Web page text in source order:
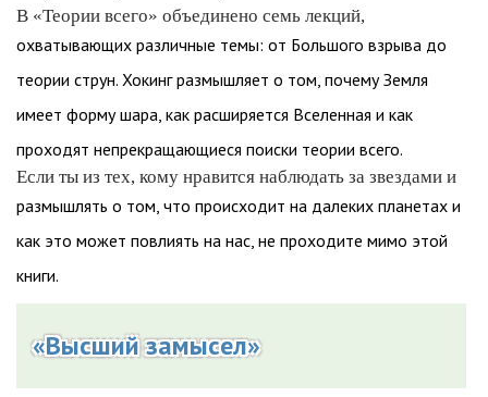
В «Теории всего» объединено семь лекций,
охватывающих различные темы: от Большого взрыва до
теории струн. Хокинг размышляет о том, почему Земля
имеет форму шара, как расширяется Вселенная и как
проходят непрекращающиеся поиски теории всего.
Если ты из тех, кому нравится наблюдать за звездами и
размышлять о том, что происходит на далеких планетах и
как это может повлиять на нас, не проходите мимо этой
книги.
«Высший замысел»